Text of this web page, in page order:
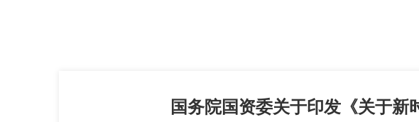
国务院国资委关于印发《关于